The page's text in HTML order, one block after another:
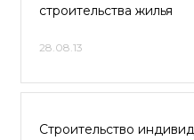
строительства жилья
28.08.13
Строительство